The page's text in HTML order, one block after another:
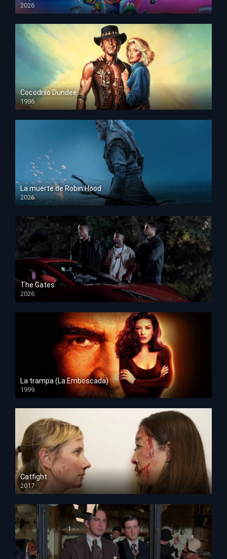
2026
HD 1080p
Cocodrilo Dundee
1986
HD 1080p
La muerte de Robin Hood
2026
HD 1080p
The Gates
2026
HD 1080p
La trampa (La Emboscada)
1999
HD 1080p
Catfight
2017
HD 720p